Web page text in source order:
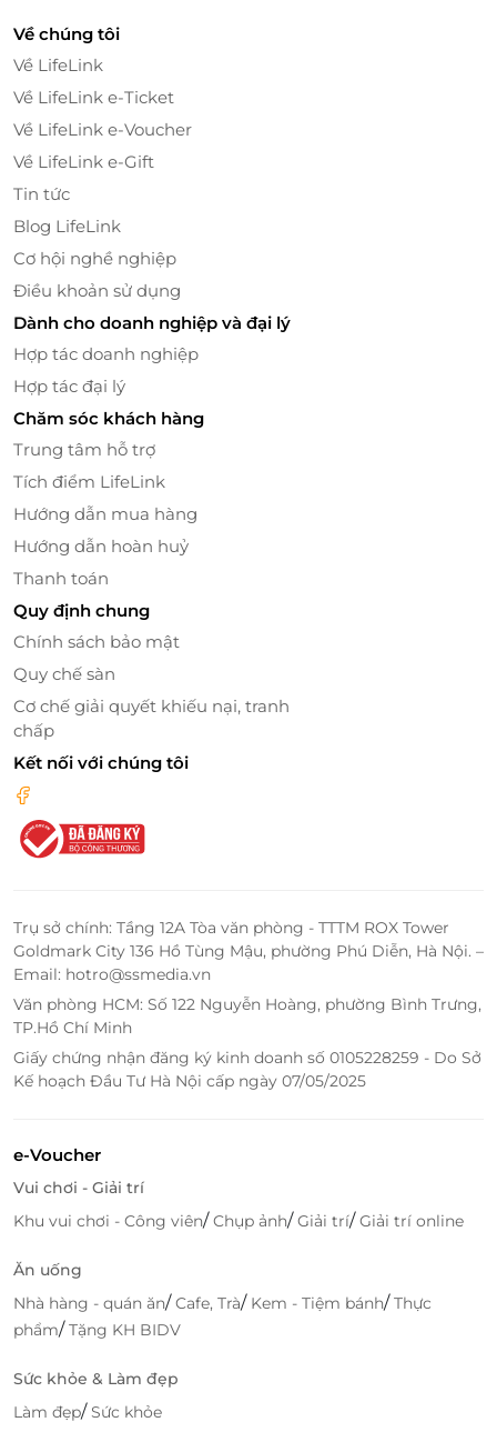
Không gian Nebula Glamping - Nghỉ dưỡng
Jupiter Room dành cho 48 khách
Nebula Glamping lấy cảm hứng từ hệ Mặt Trời, mang
đến phong cách nghỉ dưỡng mới mẻ và đầy cảm
hứng. Không gian này là lựa chọn lý tưởng cho cả
nhóm nhỏ lẫn đoàn lớn với sức chứa lên tới hơn 300
người, đảm bảo sự tiện nghi và hiện đại.
Phòng Jupiter mang đến trải nghiệm riêng tư dành
tinh Nebula - nơi thiên nhiên và sáng tạo giao hòa.
Về chúng tôi
Về LifeLink
Về LifeLink e-Ticket
Về LifeLink e-Voucher
Về LifeLink e-Gift
Tin tức
Blog LifeLink
Cơ hội nghề nghiệp
Điều khoản sử dụng
Dành cho doanh nghiệp và đại lý
Hợp tác doanh nghiệp
Hợp tác đại lý
Chăm sóc khách hàng
Trung tâm hỗ trợ
Tích điểm LifeLink
Hướng dẫn mua hàng
Hướng dẫn hoàn huỷ
Thanh toán
Quy định chung
Chính sách bảo mật
Quy chế sàn
Cơ chế giải quyết khiếu nại, tranh
chấp
Kết nối với chúng tôi
Trụ sở chính: Tầng 12A Tòa văn phòng - TTTM ROX Tower
Goldmark City 136 Hồ Tùng Mậu, phường Phú Diễn, Hà Nội. –
Email: hotro@ssmedia.vn
Văn phòng HCM: Số 122 Nguyễn Hoàng, phường Bình Trưng,
TP.Hồ Chí Minh
Giấy chứng nhận đăng ký kinh doanh số 0105228259 - Do Sở
Kế hoạch Đầu Tư Hà Nội cấp ngày 07/05/2025
e-Voucher
Vui chơi - Giải trí
Khu vui chơi - Công viên/Chụp ảnh/Giải trí/Giải trí online
Ăn uống
Nhà hàng - quán ăn/Cafe, Trà/ Kem - Tiệm bánh/Thực
phẩm/Tặng KH BIDV
Sức khỏe & Làm đẹp
Làm đẹp/Sức khỏe